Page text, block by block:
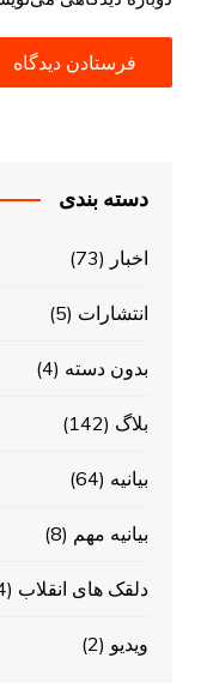
دسته بندی
اخبار (73)
انتشارات (5)
بدون دسته (4)
بلاگ (142)
بیانیه (64)
بیانیه مهم (8)
دلقک های انقلاب (4)
ویدیو (2)